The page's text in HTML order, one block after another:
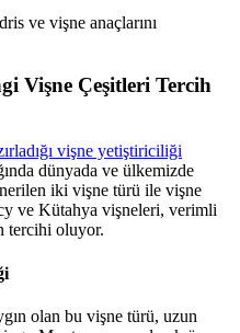
ve vişne anaçlarını
Vişne Çeşitleri Tercih
vişne yetiştiriciliği
dünyada ve ülkemizde
iki vişne türü ile vişne
ve Kütahya vişneleri, verimli
tercihi oluyor.
olan bu vişne türü, uzun